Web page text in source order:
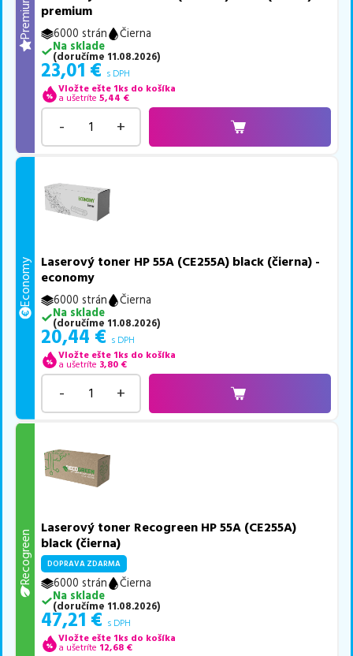
Premium
premium
6000 strán
Čierna
Na sklade
(doručíme 11.08.2026)
23,01 € s DPH
Vložte ešte 1ks do košíka
a ušetríte 5,44 €
- +
Economy
Laserový toner HP 55A (CE255A) black (čierna) -
economy
6000 strán
Čierna
Na sklade
(doručíme 11.08.2026)
20,44 € s DPH
Vložte ešte 1ks do košíka
a ušetríte 3,80 €
- +
Recogreen
Laserový toner Recogreen HP 55A (CE255A)
black (čierna)
DOPRAVA ZDARMA
6000 strán
Čierna
Na sklade
(doručíme 11.08.2026)
47,21 € s DPH
Vložte ešte 1ks do košíka
a ušetríte 12,68 €